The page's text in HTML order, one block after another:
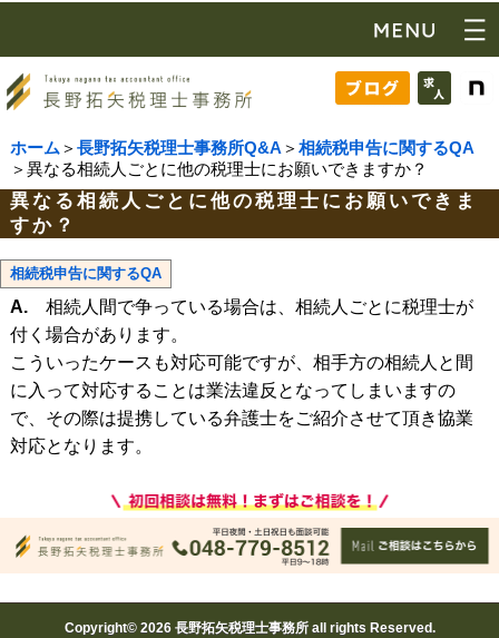
ホーム ＞ 長野拓矢税理士事務所Q&A ＞ 相続税申告に関するQA
＞異なる相続人ごとに他の税理士にお願いできますか？
異なる相続人ごとに他の税理士にお願いできま
すか？
相続税申告に関するQA
A. 相続人間で争っている場合は、相続人ごとに税理士が
付く場合があります。
こういったケースも対応可能ですが、相手方の相続人と間
に入って対応することは業法違反となってしまいますの
で、その際は提携している弁護士をご紹介させて頂き協業
対応となります。
Copyright© 2026 長野拓矢税理士事務所 all rights Reserved.